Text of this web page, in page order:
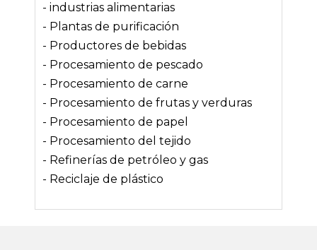
- industrias alimentarias
- Plantas de purificación
- Productores de bebidas
- Procesamiento de pescado
- Procesamiento de carne
- Procesamiento de frutas y verduras
- Procesamiento de papel
- Procesamiento del tejido
- Refinerías de petróleo y gas
- Reciclaje de plástico